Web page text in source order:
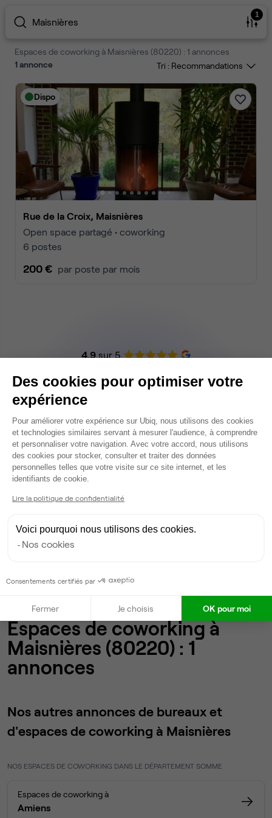
Maisnières
1
Espaces de coworking à Maisnières (80220) : 1 annonces
1annonce Tri :
Dispo
Rue de la Croix, Maisnières
Open space partagé • coworking
6 postes
200 € par poste par mois
4.9sur 5
une sélection
Parler à un expert Ubiq
Espaces de coworking à
Maisnières (80220) : 1
annonces
Nos autres annonces de bureaux et
d'espaces de coworking à Maisnières
NOS ESPACES DE COWORKING DANS LE DÉPARTEMENT SOMME
Espaces de coworking à
Amiens
Des cookies pour optimiser votre
expérience
Plateforme de Gestion du
Pour améliorer votre expérience sur Ubiq, nous utilisons des cookies
et technologies similaires servant à mesurer l'audience, à comprendre
et personnaliser votre navigation. Avec votre accord, nous utilisons
des cookies pour stocker, consulter et traiter des données
personnelles telles que votre visite sur ce site internet, et les
identifiants de cookie.
Lire la politique de confidentialité
Voici pourquoi nous utilisons des cookies.
Nos cookies
Consentements certifiés par
Fermer Je choisis OK pour moi